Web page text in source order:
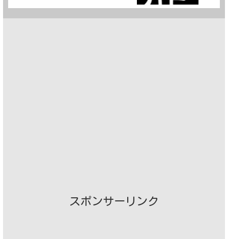
スポンサーリンク